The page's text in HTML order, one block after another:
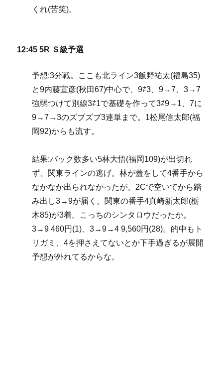
くれ(苦笑)。
12:45 5R Ｓ級予選
予想:3分戦。ここも北ライン3飯野祐太(福島35)
と9内藤宣彦(秋田67)中心で、9⇄3、9→7、3→7
強弱つけて別線3⇄1で基礎を作って3⇄9→1、7に
9→7→3のズブズブ3連単まで。1松尾信太郎(福
岡92)からも流す。
結果:バック数多い5林大悟(福岡109)が出切れ
ず、関東ラインの逃げ。林が蓋をして4番手から
なかなか出られなかったが、2Cで空いてから踏
み出し3→9が届く。関東の番手4真崎新太郎(栃
木85)が3着。こっちのシンタロウだったか。
3→9 460円(1)、3→9→4 9,560円(28)。的中もト
リガミ、4を押さえてないとか下手過ぎるが展開
予想が外れてるからな。